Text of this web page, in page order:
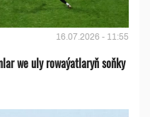
16.07.2026 - 11:55
we uly rowaýatlaryň soňky